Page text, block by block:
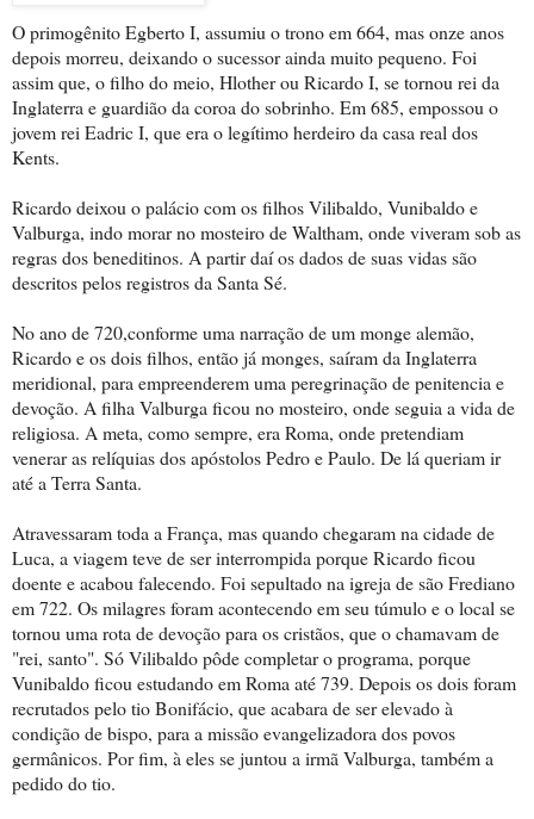
O primogênito Egberto I, assumiu o trono em 664, mas onze anos
depois morreu, deixando o sucessor ainda muito pequeno. Foi
assim que, o filho do meio, Hlother ou Ricardo I, se tornou rei da
Inglaterra e guardião da coroa do sobrinho. Em 685, empossou o
jovem rei Eadric I, que era o legítimo herdeiro da casa real dos
Kents.
Ricardo deixou o palácio com os filhos Vilibaldo, Vunibaldo e
Valburga, indo morar no mosteiro de Waltham, onde viveram sob as
regras dos beneditinos. A partir daí os dados de suas vidas são
descritos pelos registros da Santa Sé.
No ano de 720,conforme uma narração de um monge alemão,
Ricardo e os dois filhos, então já monges, saíram da Inglaterra
meridional, para empreenderem uma peregrinação de penitencia e
devoção. A filha Valburga ficou no mosteiro, onde seguia a vida de
religiosa. A meta, como sempre, era Roma, onde pretendiam
venerar as relíquias dos apóstolos Pedro e Paulo. De lá queriam ir
até a Terra Santa.
Atravessaram toda a França, mas quando chegaram na cidade de
Luca, a viagem teve de ser interrompida porque Ricardo ficou
doente e acabou falecendo. Foi sepultado na igreja de são Frediano
em 722. Os milagres foram acontecendo em seu túmulo e o local se
tornou uma rota de devoção para os cristãos, que o chamavam de
"rei, santo". Só Vilibaldo pôde completar o programa, porque
Vunibaldo ficou estudando em Roma até 739. Depois os dois foram
recrutados pelo tio Bonifácio, que acabara de ser elevado à
condição de bispo, para a missão evangelizadora dos povos
germânicos. Por fim, à eles se juntou a irmã Valburga, também a
pedido do tio.